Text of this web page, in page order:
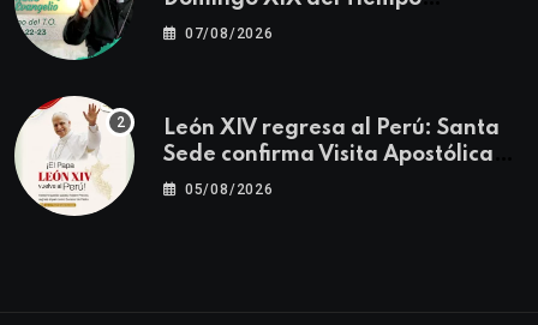
Ordinario | Mateo 14, 22-23
07/08/2026
León XIV regresa al Perú: Santa
Sede confirma Visita Apostólica
del 11 al 17 de noviembre
05/08/2026